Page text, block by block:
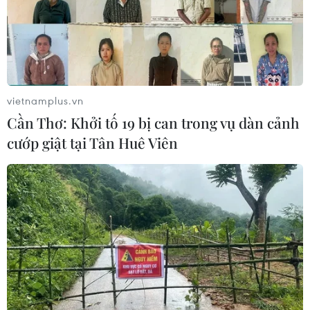
'Giai điệu vượt thời gian': Không gian
nghệ thuật đề cao quyền tác giả âm
nhạc
28/06/2026 01:40
Hai nhạc sỹ Giáng Son và Nguyễn
Vĩnh Tiến thắng vụ kiện bản quyền
'Giấc mơ trưa'
26/06/2026 10:16
Anh tài Đinh Mạnh Ninh: Trong âm
nhạc và ngoài đời, tôi có 2 nhân cách
khác nhau
25/06/2026 02:06
vietnamplus.vn
Cần Thơ: Khởi tố 19 bị can trong vụ dàn cảnh
cướp giật tại Tân Huê Viên